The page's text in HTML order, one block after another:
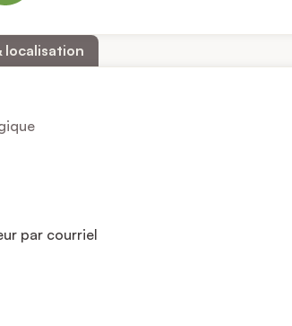
localisation
par courriel